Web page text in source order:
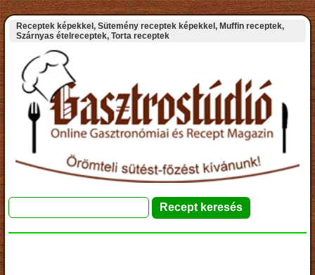
Receptek képekkel, Sütemény receptek képekkel, Muffin receptek,
Szárnyas ételreceptek, Torta receptek